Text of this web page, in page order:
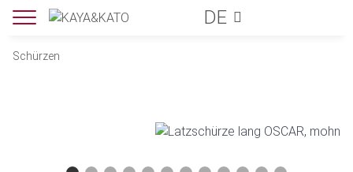
DE
Schürzen